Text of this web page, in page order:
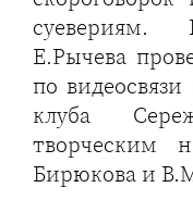
суевериям.
Е.Рычева
по
клуба
творческим
Бирюкова и